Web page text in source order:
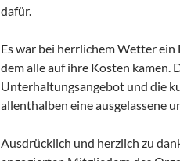
dafür.
Es war bei herrlichem Wetter
dem alle auf ihre Kosten kamen.
Unterhaltungsangebot und die
allenthalben eine ausgelassene
Ausdrücklich und herzlich zu